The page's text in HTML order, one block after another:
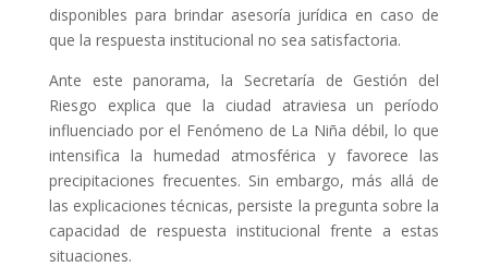
disponibles para brindar asesoría jurídica en caso de
que la respuesta institucional no sea satisfactoria.
Ante este panorama, la Secretaría de Gestión del
Riesgo explica que la ciudad atraviesa un período
influenciado por el Fenómeno de La Niña débil, lo que
intensifica la humedad atmosférica y favorece las
precipitaciones frecuentes. Sin embargo, más allá de
las explicaciones técnicas, persiste la pregunta sobre la
capacidad de respuesta institucional frente a estas
situaciones.